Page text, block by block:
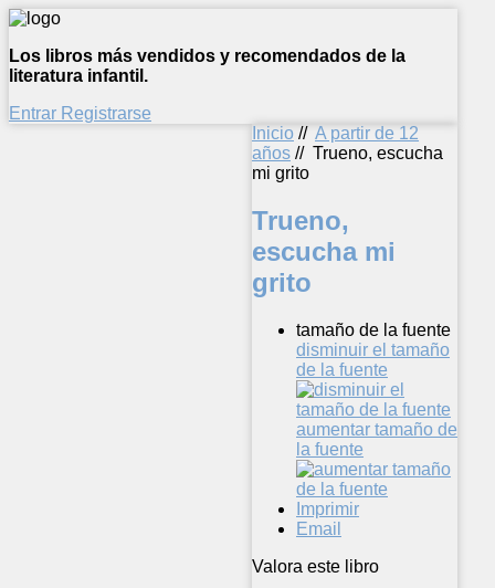
Los libros más vendidos y recomendados de la
literatura infantil.
Entrar Registrarse
Inicio // A partir de 12
años // Trueno, escucha
mi grito
Trueno,
escucha mi
grito
tamaño de la fuente
disminuir el tamaño
de la fuente
aumentar tamaño de
la fuente
Imprimir
Email
Valora este libro